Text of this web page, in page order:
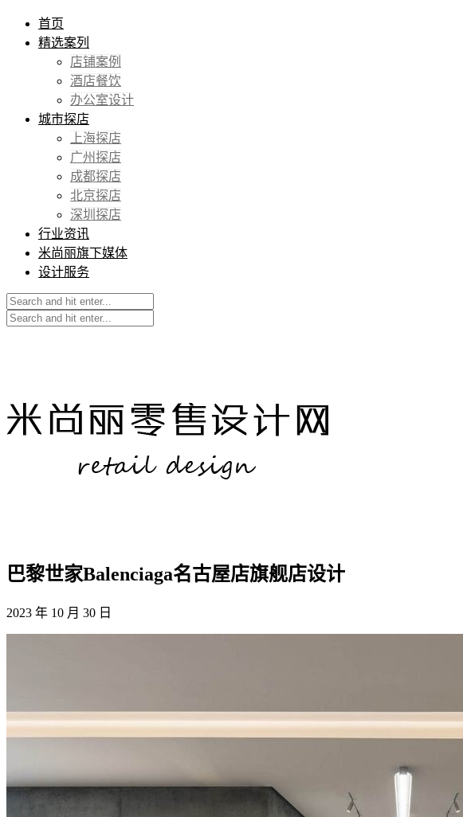
首页
精选案列
店铺案例
酒店餐饮
办公室设计
城市探店
上海探店
广州探店
成都探店
北京探店
深圳探店
行业资讯
米尚丽旗下媒体
设计服务
巴黎世家Balenciaga名古屋店旗舰店设计
2023 年 10 月 30 日